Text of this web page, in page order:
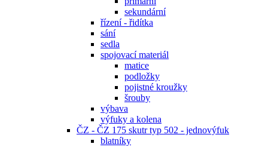
sekundární
řízení - řidítka
sání
sedla
spojovací materiál
matice
podložky
pojistné kroužky
šrouby
výbava
výfuky a kolena
ČZ - ČZ 175 skutr typ 502 - jednovýfuk
blatníky